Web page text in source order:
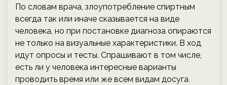
По словам врача, злоупотребление спиртным
всегда так или иначе сказывается на виде
человека, но при постановке диагноза опираются
не только на визуальные характеристики. В ход
идут опросы и тесты. Спрашивают в том числе,
есть ли у человека интересные варианты
проводить время или же всем видам досуга